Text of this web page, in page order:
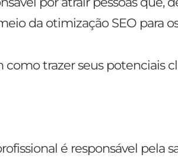
da otimização SEO para
como trazer seus potenciais
é responsável pela